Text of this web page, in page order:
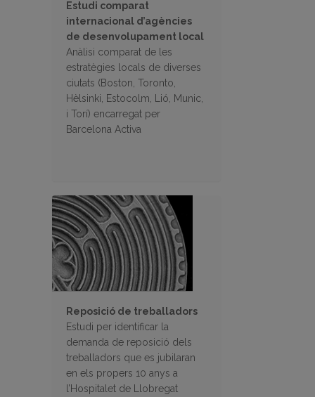
Estudi comparat
internacional d’agències
de desenvolupament local
Anàlisi comparat de les
estratègies locals de diverses
ciutats (Boston, Toronto,
Hèlsinki, Estocolm, Lió, Munic,
i Torí) encarregat per
Barcelona Activa
Reposició de treballadors
Estudi per identificar la
demanda de reposició dels
treballadors que es jubilaran
en els propers 10 anys a
l’Hospitalet de Llobregat